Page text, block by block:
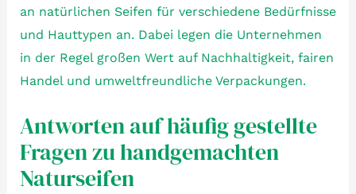
an natürlichen Seifen für verschiedene Bedürfnisse
und Hauttypen an. Dabei legen die Unternehmen
in der Regel großen Wert auf Nachhaltigkeit, fairen
Handel und umweltfreundliche Verpackungen.
Antworten auf häufig gestellte
Fragen zu handgemachten
Naturseifen